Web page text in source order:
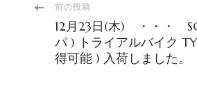
投
前の投稿
12月23日(木) ・・・
パ ) トライアルバイク
得可能 ) 入荷しました。